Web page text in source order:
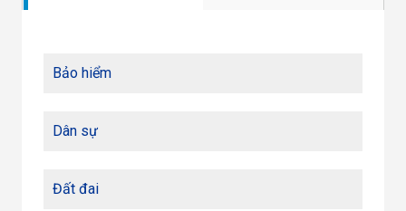
Bảo hiểm
Dân sự
Đất đai